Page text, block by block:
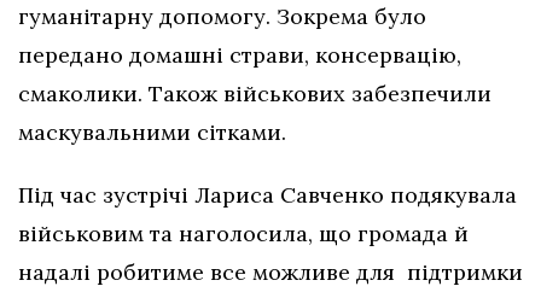
гуманітарну допомогу. Зокрема було
передано домашні страви, консервацію,
смаколики. Також військових забезпечили
маскувальними сітками.
Під час зустрічі Лариса Савченко подякувала
військовим та наголосила, що громада й
надалі робитиме все можливе для підтримки